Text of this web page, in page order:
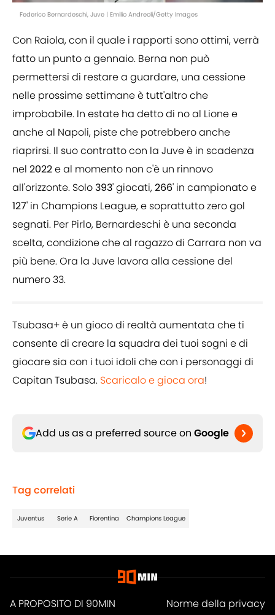
Federico Bernardeschi, Juve | Emilio Andreoli/Getty Images
Con Raiola, con il quale i rapporti sono ottimi, verrà
fatto un punto a gennaio. Berna non può
permettersi di restare a guardare, una cessione
nelle prossime settimane è tutt'altro che
improbabile. In estate ha detto di no al Lione e
anche al Napoli, piste che potrebbero anche
riaprirsi. Il suo contratto con la Juve è in scadenza
nel 2022e al momento non c'è un rinnovo
all'orizzonte. Solo 393' giocati,266' in campionato e
127' in Champions League, e soprattutto zero gol
segnati. Per Pirlo, Bernardeschi è una seconda
scelta, condizione che al ragazzo di Carrara non va
più bene. Ora la Juve lavora alla cessione del
numero 33.
Tsubasa+ è un gioco di realtà aumentata che ti
consente di creare la squadra dei tuoi sogni e di
giocare sia con i tuoi idoli che con i personaggi di
Capitan Tsubasa. Scaricalo e gioca ora!
Add us as a preferred source on Google
Tag correlati
Juventus Serie A Fiorentina Champions League
A PROPOSITO DI 90MIN Norme della privacy